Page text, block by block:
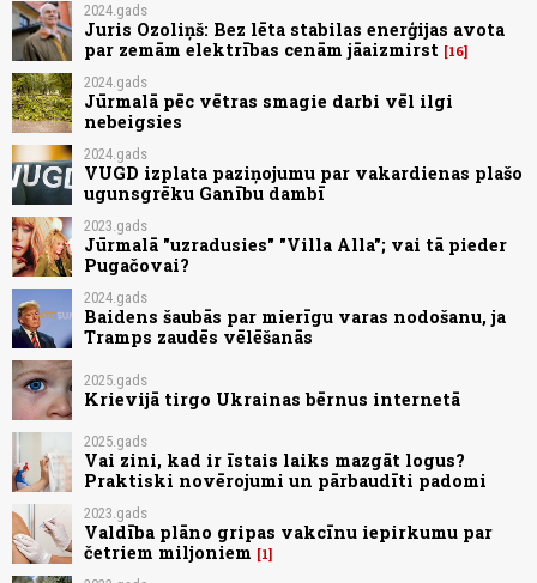
2024.gads
Juris Ozoliņš: Bez lēta stabilas enerģijas avota
par zemām elektrības cenām jāaizmirst 16
2024.gads
Jūrmalā pēc vētras smagie darbi vēl ilgi
nebeigsies
2024.gads
VUGD izplata paziņojumu par vakardienas plašo
ugunsgrēku Ganību dambī
2023.gads
Jūrmalā "uzradusies" "Villa Alla"; vai tā pieder
Pugačovai?
2024.gads
Baidens šaubās par mierīgu varas nodošanu, ja
Tramps zaudēs vēlēšanās
2025.gads
Krievijā tirgo Ukrainas bērnus internetā
2025.gads
Vai zini, kad ir īstais laiks mazgāt logus?
Praktiski novērojumi un pārbaudīti padomi
2023.gads
Valdība plāno gripas vakcīnu iepirkumu par
četriem miljoniem
1